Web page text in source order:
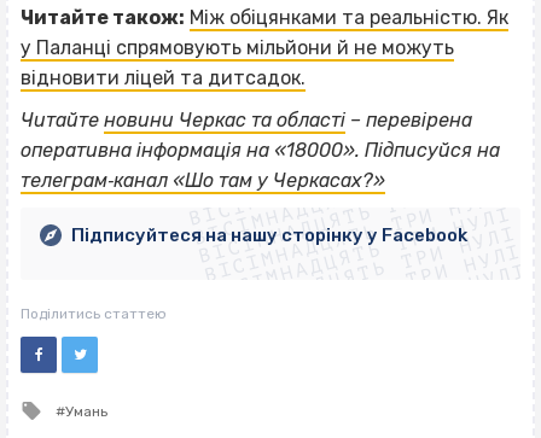
Читайте також: Між обіцянками та реальністю. Як
у Паланці спрямовують мільйони й не можуть
відновити ліцей та дитсадок.
Читайте новини Черкас та області – перевірена
оперативна інформація на «18000». Підписуйся на
телеграм‐канал «Шо там у Черкасах?»
ВІСІМНАДЦЯТЬ ТРИ НУЛІ
ВІСІМНАДЦЯТЬ ТРИ НУЛІ
ВІСІМНАДЦЯТЬ ТРИ НУЛІ
ВІСІМНАДЦЯТЬ ТРИ НУЛІ
ВІСІМНАДЦЯТЬ ТРИ НУЛІ
ВІСІМНАДЦЯТЬ ТРИ НУЛІ
ВІСІМНАДЦЯТЬ ТРИ НУЛІ
ВІСІМНАДЦЯТЬ ТРИ НУЛІ
Підписуйтеся на нашу сторінку у Facebook
Поділитись статтею
Tagged
Умань